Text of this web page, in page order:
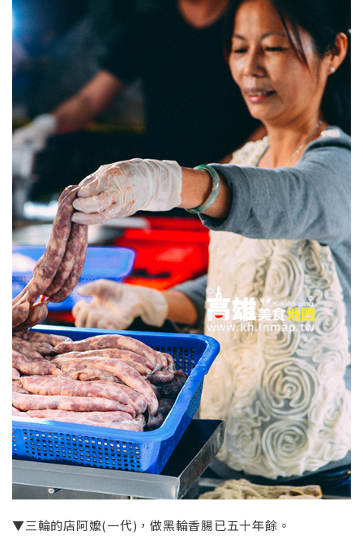
▼三輪的店阿嬤(一代)，做黑輪香腸已五十年餘。